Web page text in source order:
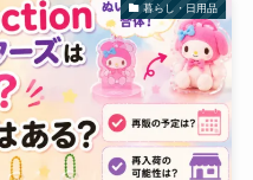
暮らし・日用品